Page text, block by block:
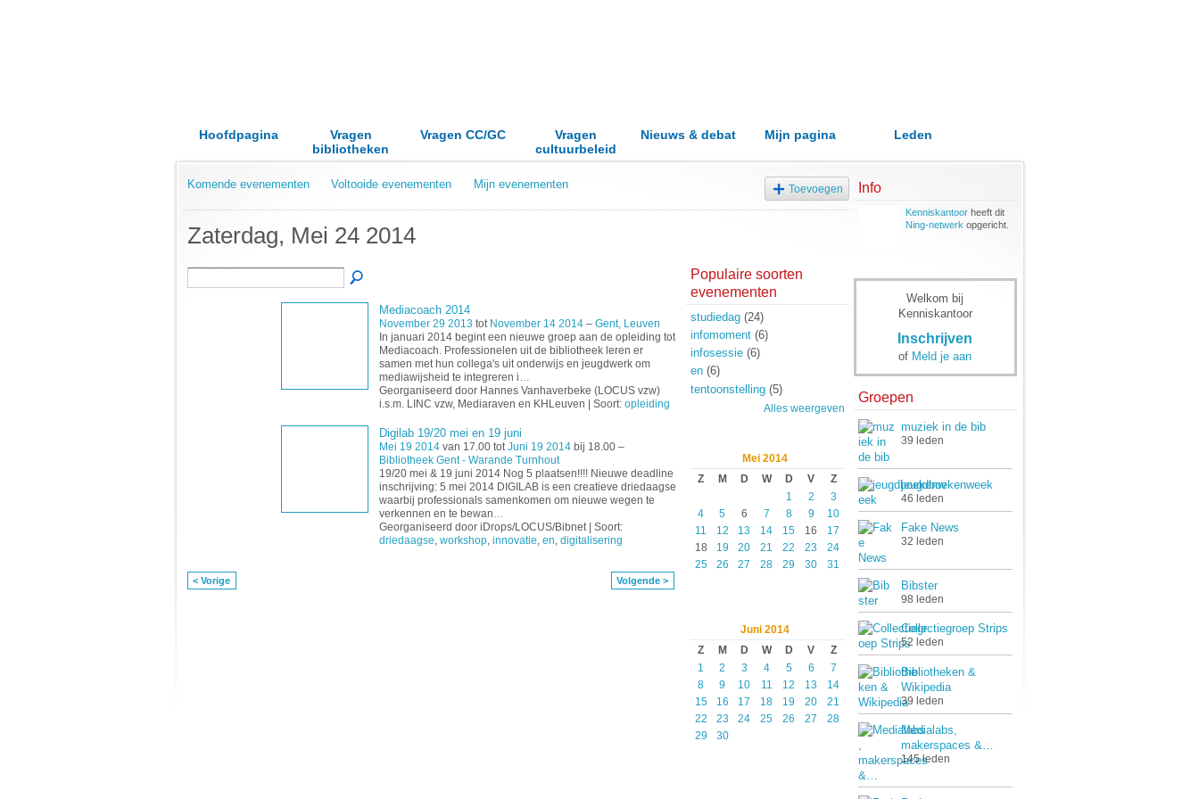
Hoofdpagina
Vragen
bibliotheken
Vragen CC/GC
Vragen
cultuurbeleid
Nieuws & debat Mijn pagina Leden
Komende evenementen Voltooide evenementen Mijn evenementen Toevoegen
Zaterdag, Mei 24 2014
Mediacoach 2014
November 29 2013 tot November 14 2014– Gent, Leuven
In januari 2014 begint een nieuwe groep aan de opleiding tot
Mediacoach. Professionelen uit de bibliotheek leren er
samen met hun collega's uit onderwijs en jeugdwerk om
mediawijsheid te integreren i…
Georganiseerd door Hannes Vanhaverbeke (LOCUS vzw)
i.s.m. LINC vzw, Mediaraven en KHLeuven | Soort: opleiding
Digilab 19/20 mei en 19 juni
Mei 19 2014van 17.00 tot Juni 19 2014bij 18.00 –
Bibliotheek Gent - Warande Turnhout
19/20 mei & 19 juni 2014 Nog 5 plaatsen!!!! Nieuwe deadline
inschrijving: 5 mei 2014 DIGILAB is een creatieve driedaagse
waarbij professionals samenkomen om nieuwe wegen te
verkennen en te bewan
Georganiseerd door iDrops/LOCUS/Bibnet | Soort:
driedaagse workshop, innovatie en digitalisering
< Vorige Volgende >
Populaire soorten
evenementen
studiedag(24)
infomoment(6)
infosessie(6)
en(6)
tentoonstelling(5)
Alles weergeven
Mei 2014
Z
M D W D V
Z
1
2
3
4
5 6 7 8 9
10
11
12 13 14 15 16
17
18
19 20 21 22 23
24
25
26 27 28 29 30 31
Juni 2014
Z
M D W D V
Z
1
2 3 4 5 6
7
8
9 10 11 12 13
14
15
16 17 18 19 20
21
22
23 24 25 26 27
28
29
30
Info
Kenniskantoorheeft dit
Ning-netwerk opgericht.
Welkom bij
Kenniskantoor
Inschrijven
of Meld je aan
Groepen
muziek in de bib
39 leden
jeugdboekenweek
46 leden
Fake News
32 leden
Bibster
98 leden
Collectiegroep Strips
52 leden
Bibliotheken &
Wikipedia
39 leden
Medialabs,
makerspaces &…
145 leden